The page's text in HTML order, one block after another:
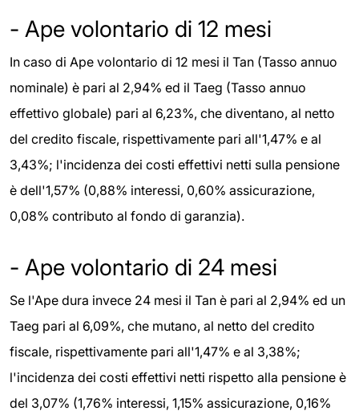
- Ape volontario di 12 mesi
In caso di Ape volontario di 12 mesi il Tan (Tasso annuo
nominale) è pari al 2,94% ed il Taeg (Tasso annuo
effettivo globale) pari al 6,23%, che diventano, al netto
del credito fiscale, rispettivamente pari all'1,47% e al
3,43%; l'incidenza dei costi effettivi netti sulla pensione
è dell'1,57% (0,88% interessi, 0,60% assicurazione,
0,08% contributo al fondo di garanzia).
- Ape volontario di 24 mesi
Se l'Ape dura invece 24 mesi il Tan è pari al 2,94% ed un
Taeg pari al 6,09%, che mutano, al netto del credito
fiscale, rispettivamente pari all'1,47% e al 3,38%;
l'incidenza dei costi effettivi netti rispetto alla pensione è
del 3,07% (1,76% interessi, 1,15% assicurazione, 0,16%